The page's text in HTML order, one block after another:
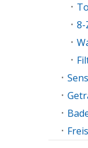
8-